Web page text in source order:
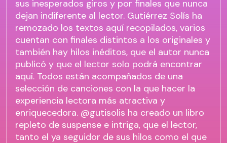
sus inesperados giros y por finales que nunca
dejan indiferente al lector. Gutiérrez Solís ha
remozado los textos aquí recopilados, varios
cuentan con finales distintos a los originales y
también hay hilos inéditos, que el autor nunca
publicó y que el lector solo podrá encontrar
aquí. Todos están acompañados de una
selección de canciones con la que hacer la
experiencia lectora más atractiva y
enriquecedora. @gutisolis ha creado un libro
repleto de suspense e intriga, que el lector,
tanto el ya seguidor de sus hilos como el que